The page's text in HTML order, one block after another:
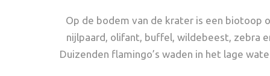
Op de bodem van de krater is een biotoop
nijlpaard, olifant, buffel, wildebeest, zebra
Duizenden flamingo’s waden in het lage